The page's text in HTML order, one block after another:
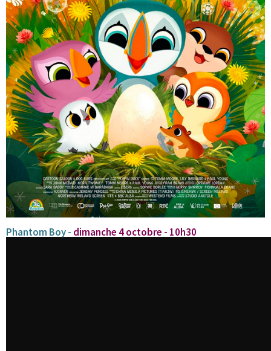
Phantom Boy - dimanche 4 octobre - 10h30